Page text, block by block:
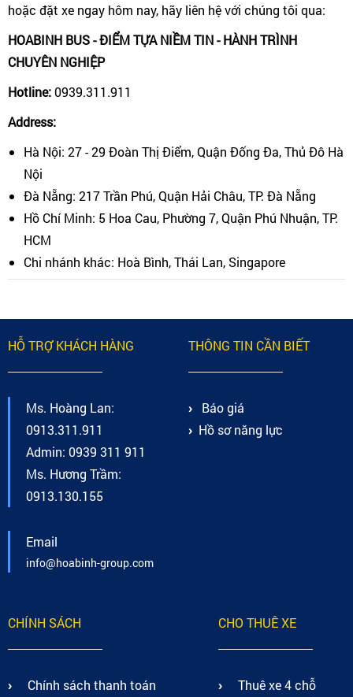
hoặc đặt xe ngay hôm nay, hãy liên hệ với chúng tôi qua:
HOABINH BUS - ĐIỂM TỰA NIỀM TIN - HÀNH TRÌNH
CHUYÊN NGHIỆP
Hotline:0939.311.911
Address:
Hà Nội: 27 - 29 Đoàn Thị Điểm, Quận Đống Đa, Thủ Đô Hà
Nội
Đà Nẵng: 217 Trần Phú, Quận Hải Châu, TP. Đà Nẵng
Hồ Chí Minh: 5 Hoa Cau, Phường 7, Quận Phú Nhuận, TP.
HCM
Chi nhánh khác: Hoà Bình, Thái Lan, Singapore
HỖ TRỢ KHÁCH HÀNG
Ms. Hoàng Lan:
0913.311.911
Admin: 0939 311 911
Ms. Hương Trầm:
0913.130.155
Email
info@hoabinh-group.com
THÔNG TIN CẦN BIẾT
Báo giá
Hồ sơ năng lực
CHÍNH SÁCH
Chính sách thanh toán
CHO THUÊ XE
Thuê xe 4 chỗ